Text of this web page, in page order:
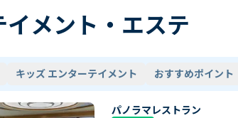
メント・エステ
キッズ エンターテイメント おすすめポイント
パノラマレストラン